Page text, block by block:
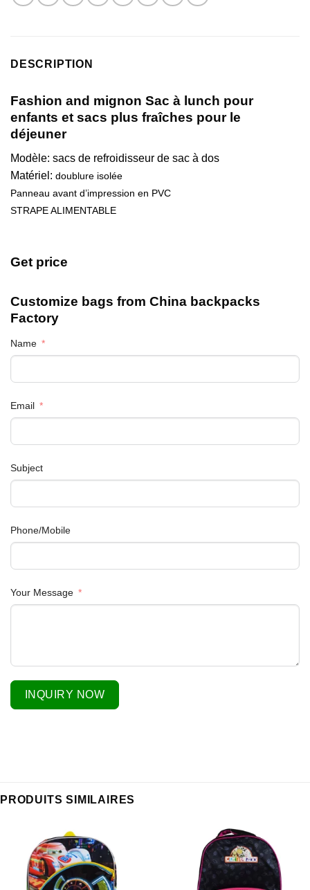
DESCRIPTION
Fashion and mignon Sac à lunch pour
enfants et sacs plus fraîches pour le
déjeuner
Modèle: sacs de refroidisseur de sac à dos
Matériel: doublure isolée
Panneau avant d’impression en PVC
STRAPE ALIMENTABLE
Get price
Customize bags from China backpacks
Factory
Name
Email
Subject
Phone/Mobile
Your Message
INQUIRY NOW
PRODUITS SIMILAIRES